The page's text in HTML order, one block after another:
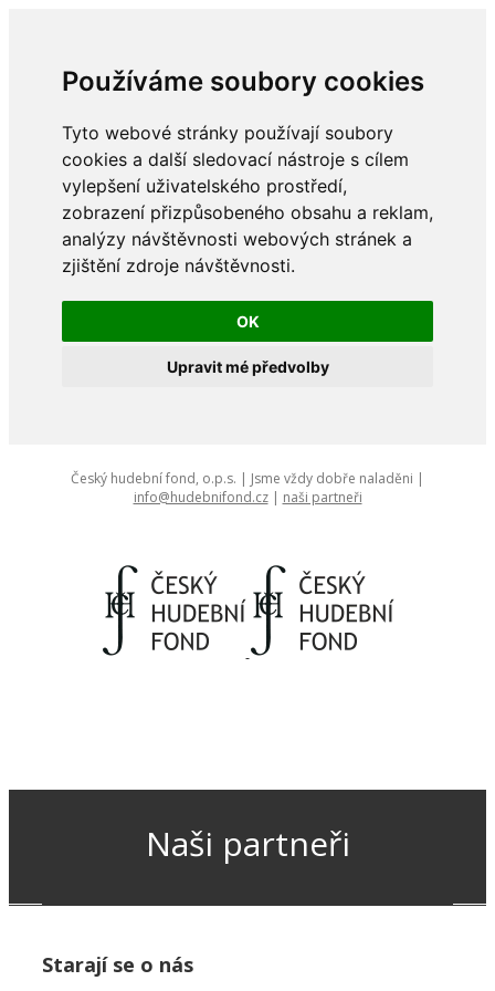
Používáme soubory cookies
Tyto webové stránky používají soubory
cookies a další sledovací nástroje s cílem
vylepšení uživatelského prostředí,
zobrazení přizpůsobeného obsahu a reklam,
analýzy návštěvnosti webových stránek a
zjištění zdroje návštěvnosti.
OK
Upravit mé předvolby
Český hudební fond, o.p.s. | Jsme vždy dobře naladěni |
info@hudebnifond.cz| naši partneři
Naši partneři
Starají se o nás